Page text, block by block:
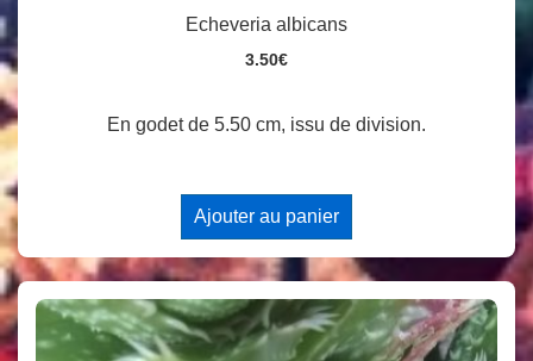
Echeveria albicans
3.50€
En godet de 5.50 cm, issu de division.
Ajouter au panier